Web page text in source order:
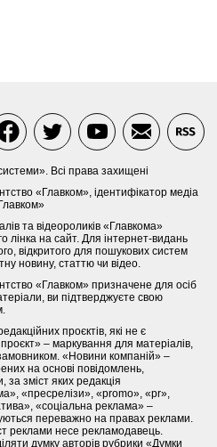
Всі права захищені
«Главком», ідентифікатор медіа
та відеороликів «Главкома»
лінка на сайт. Для інтернет-видань
відкритого для пошукових систем
новину, статтю чи відео.
«Главком» призначене для осіб
ви підтверджуєте свою
проєктів, які не є
– маркування для матеріалів,
«Новини компаній» –
на основі повідомлень,
зміст яких редакція
«пресрелізи», «promo», «pr»,
«соціальна реклама» –
переважно на правах реклами.
реклами несе рекламодавець.
думку авторів рубрики «Думки